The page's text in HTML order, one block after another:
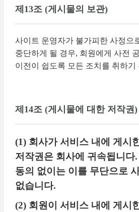
제13조 (게시물의 보관)
사이트 운영자가 불가피한 사정으
중단하게 될 경우, 회원에게 사전
이전이 쉽도록 모든 조치를 취하기
제14조 (게시물에 대한 저작권)
(1) 회사가 서비스 내에 게시
저작권은 회사에 귀속됩니다
동의 없이는 이를 무단으로
없습니다.
(2) 회원이 서비스 내에 게시